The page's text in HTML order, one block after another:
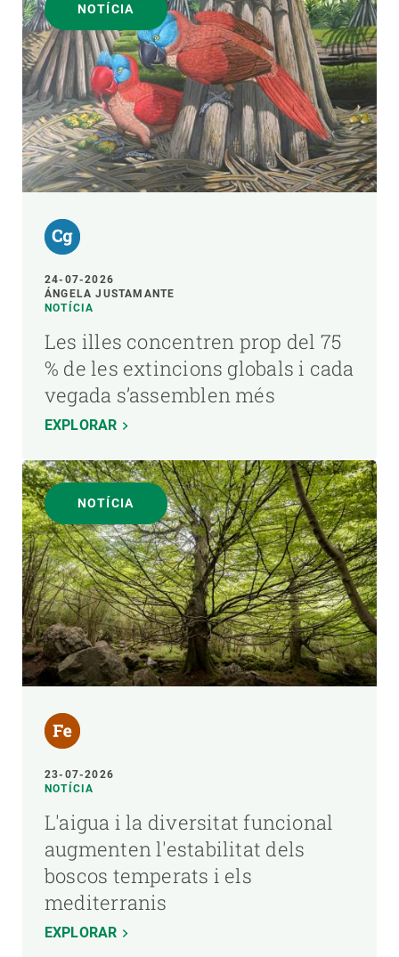
NOTÍCIA
24-07-2026
ÁNGELA JUSTAMANTE
NOTÍCIA
Les illes concentren prop del 75
% de les extincions globals i cada
vegada s’assemblen més
EXPLORAR
NOTÍCIA
23-07-2026
NOTÍCIA
L'aigua i la diversitat funcional
augmenten l'estabilitat dels
boscos temperats i els
mediterranis
EXPLORAR